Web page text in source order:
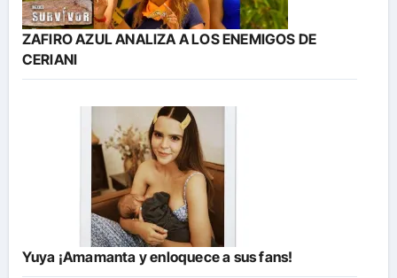
ZAFIRO AZUL ANALIZA A LOS ENEMIGOS DE
CERIANI
Yuya ¡Amamanta y enloquece a sus fans!